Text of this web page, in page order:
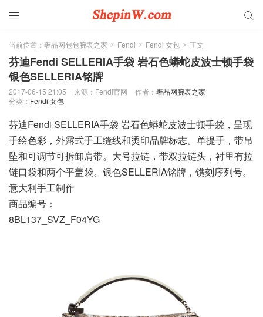
 
当前位置： 奢品网包包腕表之家 > Fendi > Fendi 女包 > 正文
芬迪Fendi SELLERIA手袋 岩石色蟒蛇皮波士顿手袋
银色SELLERIA铭牌
2017-06-15 21:05 来源：Fendi官网 作者： 奢品网腕表之家
分类： Fendi 女包
芬迪Fendi SELLERIA手袋 岩石色蟒蛇皮波士顿手袋，呈现
手绘色彩，外露式手工缝线和烫印品牌标志。单提手，带吊
坠和可调节可拆卸肩带。大号拉链，带双拉链头，衬里有拉
链口袋和两个平盖袋。银色SELLERIA铭牌，镌刻序列号。
意大利手工制作
商品编号：
8BL137_SVZ_F04YG